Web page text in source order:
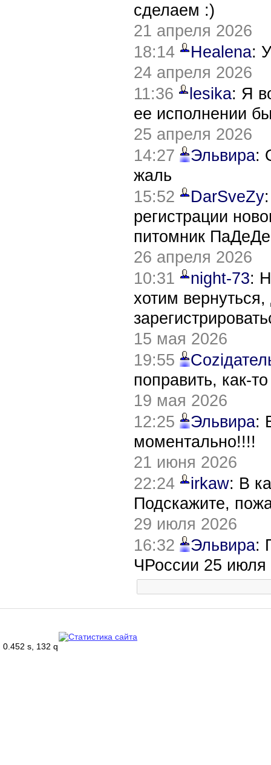
сделаем :)
21 апреля 2026
18:14
Healena:
24 апреля 2026
11:36
lesika: Я
ее исполнении
25 апреля 2026
14:27
Эльвира:
жаль
15:52
DarSveZy
регистрации
питомник
26 апреля 2026
10:31
night-73:
хотим
15 мая 2026
19:55
поправить, как-
19 мая 2026
12:25
Эльвира:
моментально!!!!
21 июня 2026
22:24
irkaw: В
Подскажите,
29 июля 2026
16:32
Эльвира:
ЧРоссии 25 июля
0.452 s, 132 q